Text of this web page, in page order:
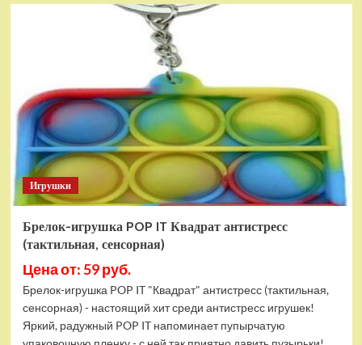
Тянущаяся
Паук
Водная
Игрушки
Брелок-игрушка POP IT Квадрат антистресс
(тактильная, сенсорная)
Цена от: 59 руб.
Брелок-игрушка POP IT "Квадрат" антистресс (тактильная,
сенсорная) - настоящий хит среди антистресс игрушек!
Яркий, радужный POP IT напоминает пупырчатую